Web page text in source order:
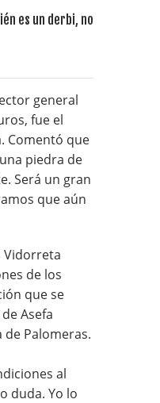
general
fue el
Comentó que
piedra de
Será un gran
que aún
Vidorreta
de los
que se
Asefa
de Palomeras.
al
duda. Yo lo